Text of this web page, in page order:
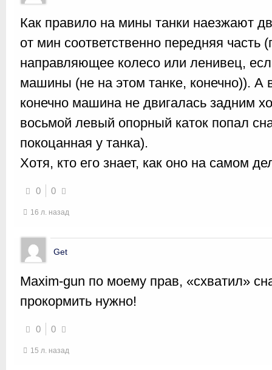
Как правило на мины танки наезжают
от мин соответственно передняя часть
направляющее колесо или ленивец,
машины (не на этом танке, конечно)). А
конечно машина не двигалась задним
восьмой левый опорный каток попал
покоцанная у танка).
Хотя, кто его знает, как оно на самом
0 0
16 л. назад
Get
Maxim-gun по моему прав, «схватил»
прокормить нужно!
0 0
15 л. назад